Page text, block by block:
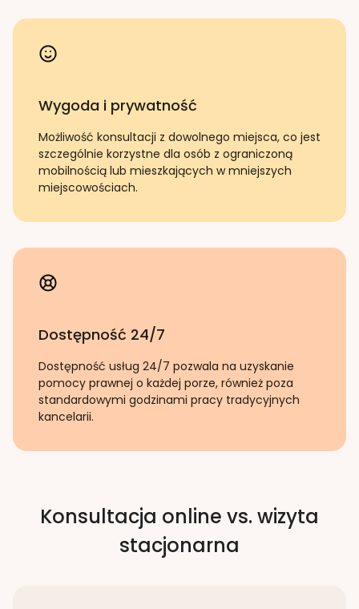
Wygoda i prywatność
Możliwość konsultacji z dowolnego miejsca, co jest
szczególnie korzystne dla osób z ograniczoną
mobilnością lub mieszkających w mniejszych
miejscowościach.
Dostępność 24/7
Dostępność usług 24/7 pozwala na uzyskanie
pomocy prawnej o każdej porze, również poza
standardowymi godzinami pracy tradycyjnych
kancelarii.
Konsultacja online vs. wizyta
stacjonarna